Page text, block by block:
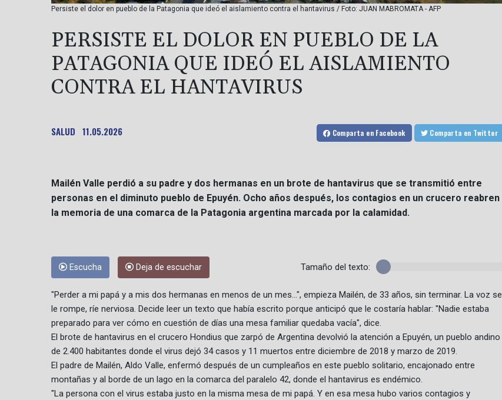
Persiste el dolor en pueblo de la Patagonia que ideó el aislamiento contra el hantavirus / Foto: JUAN MABROMATA - AFP
PERSISTE EL DOLOR EN PUEBLO DE LA
PATAGONIA QUE IDEÓ EL AISLAMIENTO
CONTRA EL HANTAVIRUS
SALUD 11.05.2026 Comparta en Facebook Comparta en Twitter
Mailén Valle perdió a su padre y dos hermanas en un brote de hantavirus que se transmitió entre
personas en el diminuto pueblo de Epuyén. Ocho años después, los contagios en un crucero reabren
la memoria de una comarca de la Patagonia argentina marcada por la calamidad.
Escucha Deja de escuchar Tamaño del texto:
"Perder a mi papá y a mis dos hermanas en menos de un mes…", empieza Mailén, de 33 años, sin terminar. La voz se
le rompe, ríe nerviosa. Decide leer un texto que había escrito porque anticipó que le costaría hablar: "Nadie estaba
preparado para ver cómo en cuestión de días una mesa familiar quedaba vacía", dice.
El brote de hantavirus en el crucero Hondius que zarpó de Argentina devolvió la atención a Epuyén, un pueblo andino
de 2.400 habitantes donde el virus dejó 34 casos y 11 muertos entre diciembre de 2018 y marzo de 2019.
El padre de Mailén, Aldo Valle, enfermó después de un cumpleaños en este pueblo solitario, encajonado entre
montañas y al borde de un lago en la comarca del paralelo 42, donde el hantavirus es endémico.
"La persona con el virus estaba justo en la misma mesa de mi papá. Y en esa mesa hubo varios contagios y